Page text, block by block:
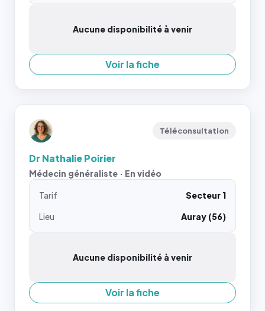
Aucune disponibilité à venir
Voir la fiche
Téléconsultation
Dr Nathalie Poirier
Médecin généraliste · En vidéo
Tarif
Secteur 1
Lieu
Auray (56)
Aucune disponibilité à venir
Voir la fiche